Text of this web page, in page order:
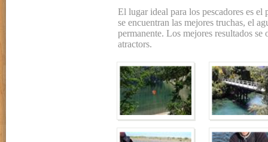
El lugar ideal para los pescadores es
se encuentran las mejores truchas, el
permanente. Los mejores resultados
atractors.